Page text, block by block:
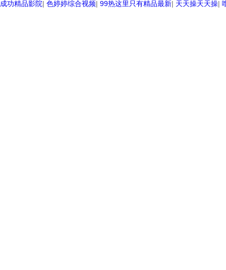
成功精品影院| 色婷婷综合视频| 99热这里只有精品最新| 天天操天天操|